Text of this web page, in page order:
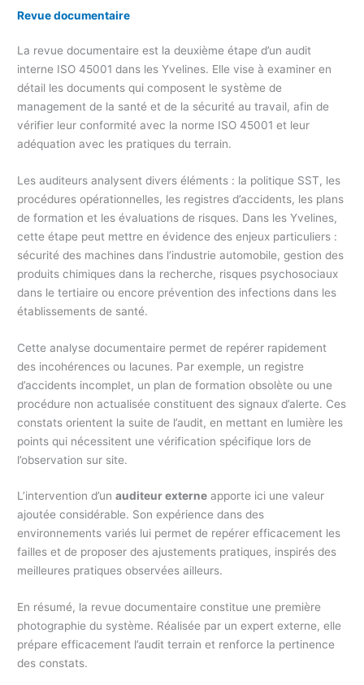
Revue documentaire
La revue documentaire est la deuxième étape d’un audit
interne ISO 45001 dans les Yvelines. Elle vise à examiner en
détail les documents qui composent le système de
management de la santé et de la sécurité au travail, afin de
vérifier leur conformité avec la norme ISO 45001 et leur
adéquation avec les pratiques du terrain.
Les auditeurs analysent divers éléments : la politique SST, les
procédures opérationnelles, les registres d’accidents, les plans
de formation et les évaluations de risques. Dans les Yvelines,
cette étape peut mettre en évidence des enjeux particuliers :
sécurité des machines dans l’industrie automobile, gestion des
produits chimiques dans la recherche, risques psychosociaux
dans le tertiaire ou encore prévention des infections dans les
établissements de santé.
Cette analyse documentaire permet de repérer rapidement
des incohérences ou lacunes. Par exemple, un registre
d’accidents incomplet, un plan de formation obsolète ou une
procédure non actualisée constituent des signaux d’alerte. Ces
constats orientent la suite de l’audit, en mettant en lumière les
points qui nécessitent une vérification spécifique lors de
l’observation sur site.
L’intervention d’unauditeur externe apporte ici une valeur
ajoutée considérable. Son expérience dans des
environnements variés lui permet de repérer efficacement les
failles et de proposer des ajustements pratiques, inspirés des
meilleures pratiques observées ailleurs.
En résumé, la revue documentaire constitue une première
photographie du système. Réalisée par un expert externe, elle
prépare efficacement l’audit terrain et renforce la pertinence
des constats.